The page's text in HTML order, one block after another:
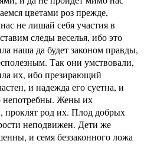
цветами роз прежде,
не лишай себя участия в
следы веселья, ибо это
наша да будет законом правды,
Так они умствовали,
их, ибо презирающий
и надежда его суетна, и
непотребны. Жены их
род их. Плод добрых
неподвижен. Дети же
и семя беззаконного ложа